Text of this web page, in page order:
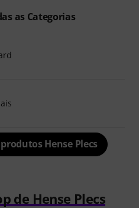
as Categorias
Hense Plecs
de Hense Plecs